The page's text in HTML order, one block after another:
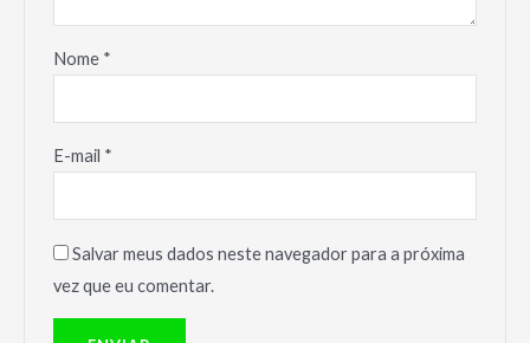
Nome *
E-mail *
Salvar meus dados neste navegador para a próxima
vez que eu comentar.